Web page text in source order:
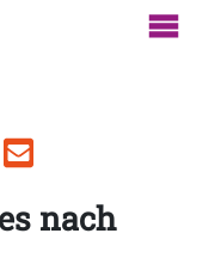
nach